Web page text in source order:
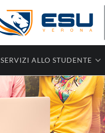
SERVIZI ALLO STUDENTE